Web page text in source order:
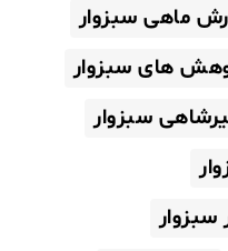
ماهی سبزوار
های سبزوار
سبزوار
سبزوار